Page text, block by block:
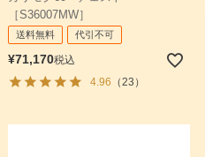
［S36007MW］
送料無料 代引不可
¥71,170税込
4.96 （23）